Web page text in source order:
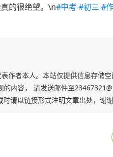
的很绝望。\n#中考 #初三 #
作者本人。本站仅提供信息存储空
内容， 请发送邮件至
请以链接形式注明文章出处，谢谢